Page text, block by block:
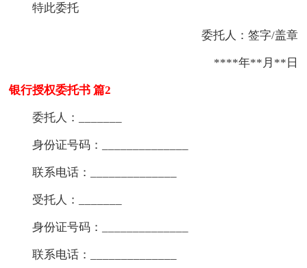
特此委托
委托人：签字/盖章
****年**月**日
银行授权委托书 篇2
委托人：_______
身份证号码：______________
联系电话：______________
受托人：_______
身份证号码：______________
联系电话：______________